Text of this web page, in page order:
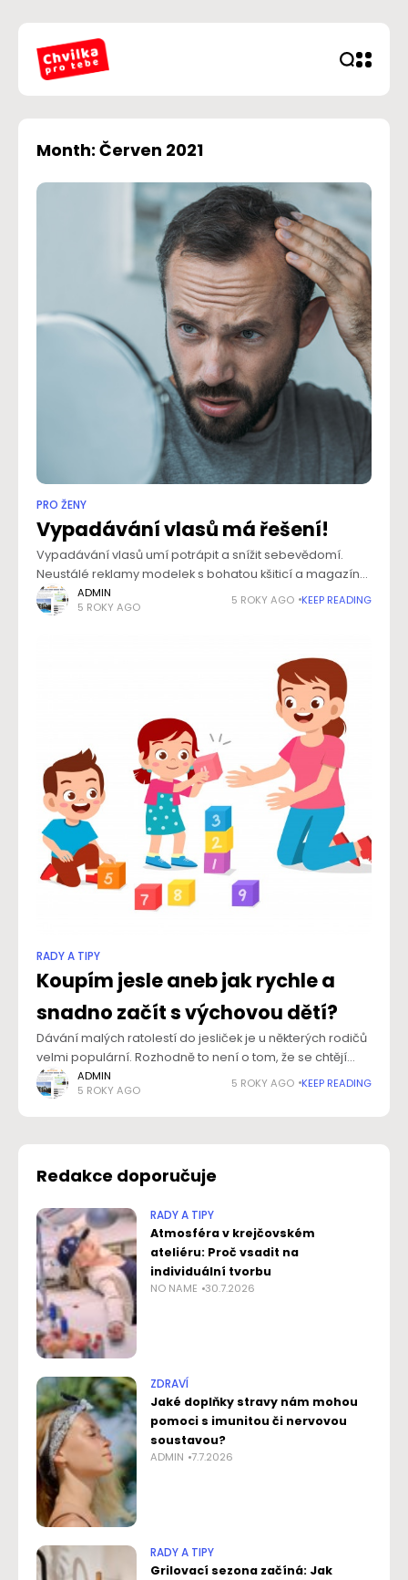
Month: Červen 2021
PRO ŽENY
Vypadávání vlasů má řešení!
Vypadávání vlasů umí potrápit a snížit sebevědomí.
Neustálé reklamy modelek s bohatou kšiticí a magazíny,
které tvrdí, jak jednoduché je mít krásné vlasy, potřebě
mít nějaký vlasový mindrák moc nepřidají. Přáním
ADMIN
5 ROKY AGO
5 ROKY AGO KEEP READING
RADY A TIPY
Koupím jesle aneb jak rychle a
snadno začít s výchovou dětí?
Dávání malých ratolestí do jesliček je u některých rodičů
velmi populární. Rozhodně to není o tom, že se chtějí
svého dítěte zbavit, ale naopak mu chtějí dopřát tu
nejlepší možnou
ADMIN
5 ROKY AGO
5 ROKY AGO KEEP READING
Redakce doporučuje
RADY A TIPY
Atmosféra v krejčovském
ateliéru: Proč vsadit na
individuální tvorbu
NO NAME 30.7.2026
ZDRAVÍ
Jaké doplňky stravy nám mohou
pomoci s imunitou či nervovou
soustavou?
ADMIN 7.7.2026
RADY A TIPY
Grilovací sezona začíná: Jak